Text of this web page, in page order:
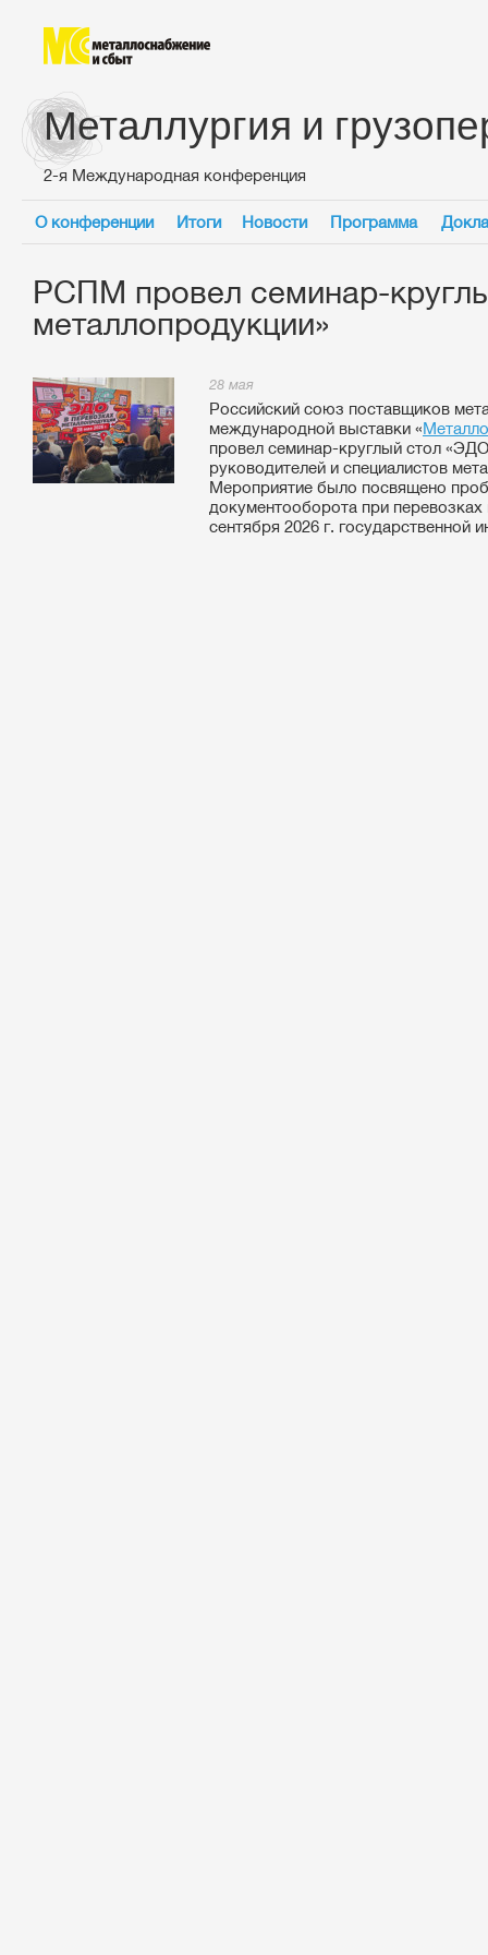
Металлургия и
2-я Международная конференция
О конференции Итоги Новости Программа
РСПМ провел семинар-
металлопродукции»
28 мая
Российский союз поставщиков
международной выставки «
провел семинар-круглый стол
руководителей и специалистов
Мероприятие было посвящено
документооборота при
сентября 2026 г.